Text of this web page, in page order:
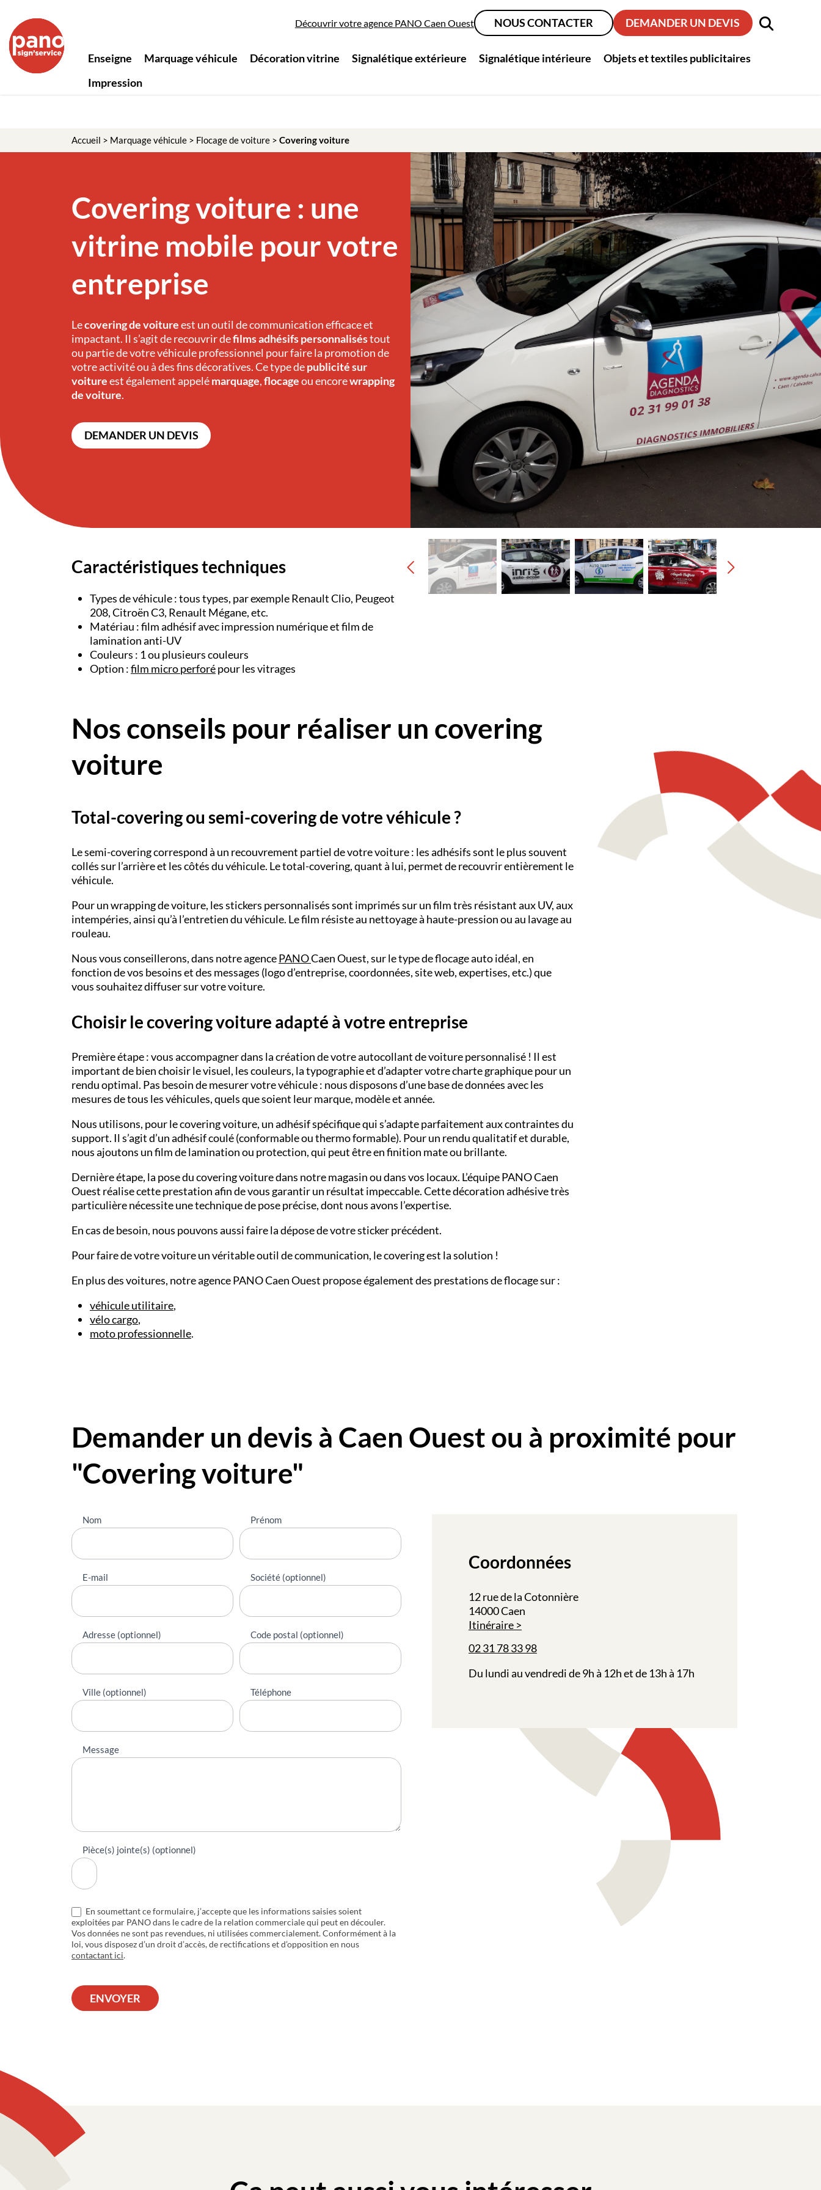
Enseigne Marquage véhicule Décoration vitrine Signalétique extérieure Signalétique intérieure
Objets et textiles publicitaires
Impression
Découvrir votre agence PANO Caen Ouest NOUS CONTACTER DEMANDER UN DEVIS
Accueil > Marquage véhicule > Flocage de voiture > Covering voiture
Covering voiture : une
vitrine mobile pour votre
entreprise
Lecovering de voitureest un outil de communication efficace et
impactant. Il s’agit de recouvrir defilms adhésifs personnaliséstout
ou partie de votre véhicule professionnel pour faire la promotion de
votre activité ou à des fins décoratives. Ce type depublicité sur
voitureest également appelémarquage,flocageou encorewrapping
de voiture.
DEMANDER UN DEVIS
Caractéristiques techniques
Types de véhicule : tous types, par exemple Renault Clio, Peugeot
208, Citroën C3, Renault Mégane, etc.
Matériau : film adhésif avec impression numérique et film de
lamination anti-UV
Couleurs : 1 ou plusieurs couleurs
Option :film micro perforépour les vitrages
Nos conseils pour réaliser un covering
voiture
Total-covering ou semi-covering de votre véhicule ?
Lesemi-coveringcorrespond à un recouvrement partiel de votre voiture : les adhésifs sont le plus souvent
collés sur l’arrière et les côtés du véhicule. Letotal-covering,quant à lui, permet de recouvrir entièrement le
véhicule.
Pour unwrappingde voiture, lesstickers personnaliséssont imprimés sur un film très résistant aux UV, aux
intempéries, ainsi qu’à l’entretien du véhicule. Le film résiste au nettoyage à haute-pression ou au lavage au
rouleau.
Nous vous conseillerons, dans notreagencePANOCaen Ouest,sur le type deflocage autoidéal, en
fonction de vos besoins et des messages (logo d’entreprise, coordonnées, site web, expertises, etc.) que
vous souhaitez diffuser sur votre voiture.
Choisir le covering voiture adapté à votre entreprise
Première étape : vous accompagner dans la création de votreautocollant de voiture personnalisé ! Il est
important de bien choisir le visuel, les couleurs, la typographie et d’adapter votre charte graphique pour un
rendu optimal. Pas besoin de mesurer votre véhicule : nous disposons d’une base de données avec les
mesures de tous les véhicules, quels que soient leur marque, modèle et année.
Nous utilisons, pour lecovering voiture, un adhésif spécifique qui s’adapte parfaitement aux contraintes du
support. Il s’agit d’unadhésif coulé(conformable ou thermo formable). Pour un rendu qualitatif et durable,
nous ajoutons unfilm de laminationou protection, qui peut être en finition mate ou brillante.
Dernière étape, la pose du covering voiture dans notre magasin ou dans vos locaux. L’équipe PANOCaen
Ouest réalise cette prestation afin de vous garantir un résultat impeccable. Cette décoration adhésive très
particulière nécessite une technique de pose précise, dont nous avons l’expertise.
En cas de besoin, nous pouvons aussi faire la dépose de votre sticker précédent.
Pour faire de votre voiture un véritable outil de communication, le covering est la solution !
En plus des voitures, notre agence PANOCaen Ouest propose également des prestations deflocagesur :
véhicule utilitaire,
vélo cargo,
moto professionnelle.
Demander un devis à Caen Ouest ou à proximité pour
"Covering voiture"
Nous
contacter
Nom Prénom
E-mail Société (optionnel)
Adresse (optionnel) Code postal (optionnel)
Ville (optionnel) Téléphone
Message
Pièce(s) jointe(s) (optionnel)
En soumettant ce formulaire, j’accepte que les informations saisies soient
exploitées par PANO dans le cadre de la relation commerciale qui peut en découler.
Vos données ne sont pas revendues, ni utilisées commercialement. Conformément à la
loi, vous disposez d’un droit d’accès, de rectifications et d’opposition en nous
contactant ici.
ENVOYER
Coordonnées
12 rue de la Cotonnière
14000 Caen
Itinéraire
02 31 78 33 98
Du lundi au vendredi de 9h à 12h et de 13h à 17h